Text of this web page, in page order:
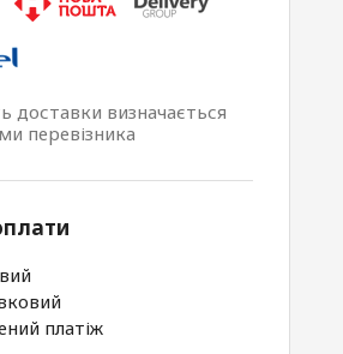
доставки визначається
перевізника
платіж